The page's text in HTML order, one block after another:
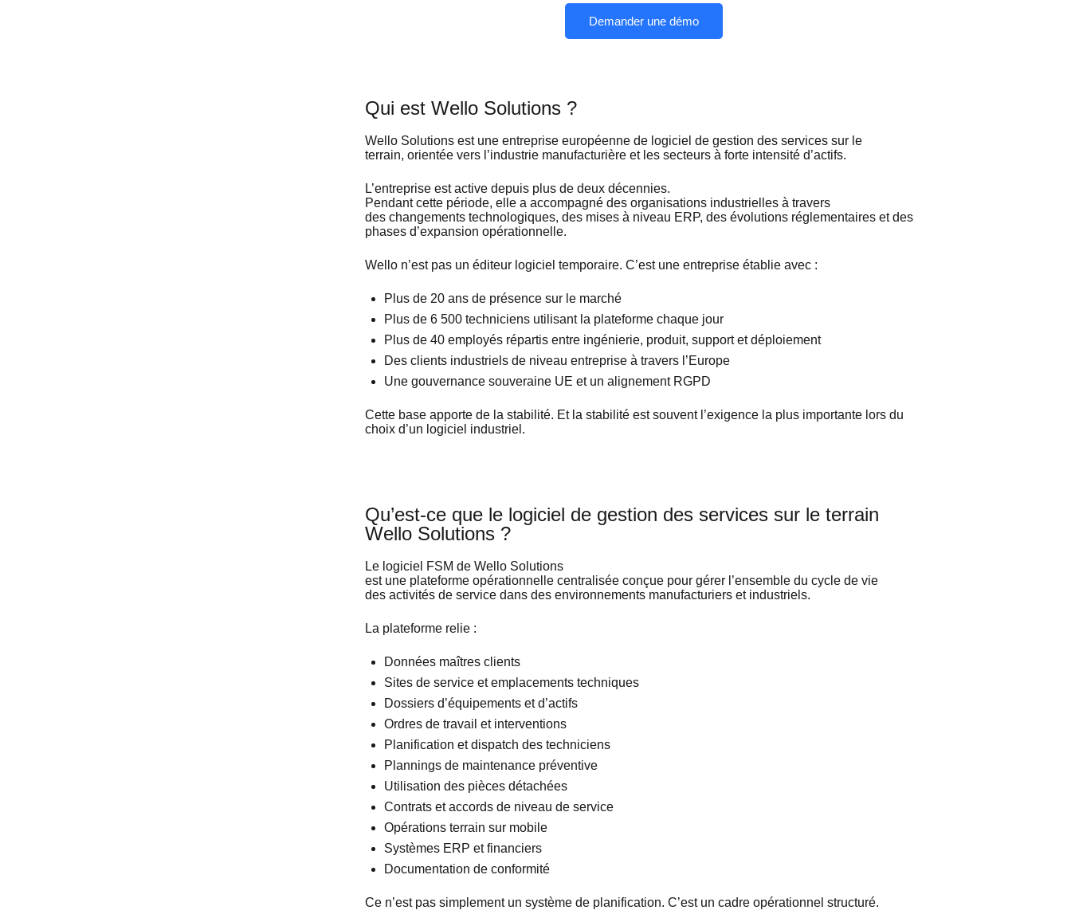
Demander une démo
Qui est Wello Solutions ?
Wello Solutions est une entreprise européenne de logiciel de gestion des services sur le
terrain, orientée vers l’industrie manufacturière et les secteurs à forte intensité d’actifs.
L’entreprise est active depuis plus de deux décennies.
Pendant cette période, elle a accompagné des organisations industrielles à travers
des changements technologiques, des mises à niveau ERP, des évolutions réglementaires et des
phases d’expansion opérationnelle.
Wello n’estpas un éditeur logiciel temporaire. C’est une entreprise établie avec :
Plus de 20 ans de présence sur le marché
Plus de 6 500 techniciens utilisantla plateforme chaque jour
Plus de 40 employés répartis entre ingénierie, produit, support etdéploiement
Des clients industriels de niveau entreprise à travers l’Europe
Une gouvernance souveraine UE et un alignementRGPD
Cette base apporte de la stabilité. Et la stabilité estsouvent l’exigence la plus importante lors du
choix d’un logiciel industriel .
Qu’est-ce que le logiciel de gestion des services sur le terrain
Wello Solutions ?
Le logiciel FSM de Wello Solutions
est une plateforme opérationnelle centralisée conçue pour gérer l’ensemble du cycle de vie
des activités de service dans des environnements manufacturiers et industriels.
La plateforme relie :
Données maîtres clients
Sites de service et emplacements techniques
Dossiers d’équipements etd’actifs
Ordres de travail et interventions
Planification et dispatch des techniciens
Plannings de maintenance préventive
Utilisation des pièces détachées
Contrats et accords de niveau de service
Opérations terrain sur mobile
Systèmes ERP et financiers
Documentation de conformité
Ce n’estpas simplementun système de planification. C’estun cadre opérationnel structuré.